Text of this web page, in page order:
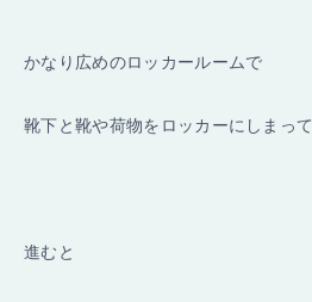
かなり広めのロッカールームで
靴下と靴や荷物をロッカーにしまって
進むと